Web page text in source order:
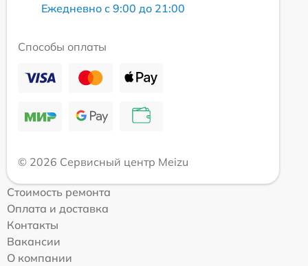
Ежедневно с 9:00 до 21:00
Способы оплаты
© 2026 Сервисный центр Meizu
Стоимость ремонта
Оплата и доставка
Контакты
Вакансии
О компании